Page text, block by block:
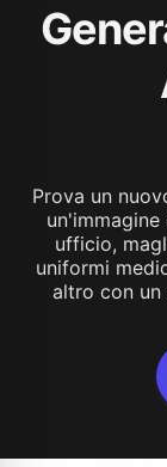
Prova un
ufficio,
uniformi
altro con un